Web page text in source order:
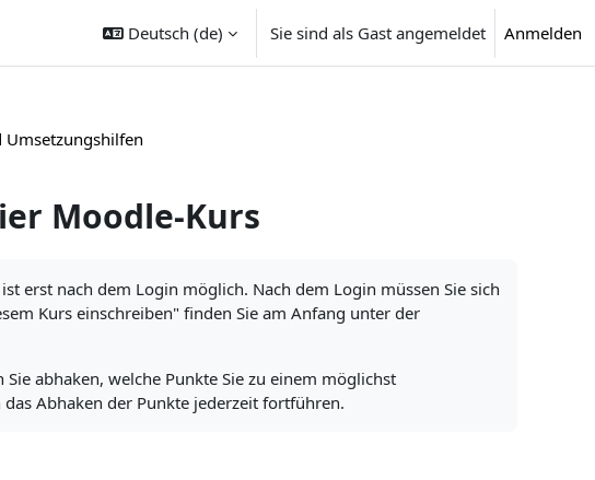
Deutsch ‎(de)‎ Sie sind als Gast angemeldet Anmelden
Umsetzungshilfen
Moodle-Kurs
erst nach dem Login möglich. Nach dem Login müssen Sie sich
Kurs einschreiben" finden Sie am Anfang unter der
abhaken, welche Punkte Sie zu einem möglichst
Abhaken der Punkte jederzeit fortführen.